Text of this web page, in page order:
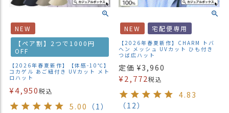
NEW
【ペア割】2つで1000円
OFF
【2026年春夏新作】【体感-10℃】
コカゲル あご紐付き UVカット メト
ロハット
¥4,950税込
5.00 （1）
NEW 宅配便専用
【2026年春夏新作】CHARM トバ
ヘン メッシュ UVカット ひも付き
つば広ハット
定価 ¥3,960
¥2,772税込
4.83
（12）